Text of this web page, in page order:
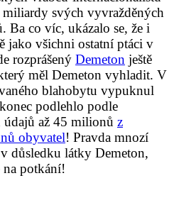
miliardy svých vyvražděných
Ba co víc, ukázalo se, že i
jako všichni ostatní ptáci v
rozprášený Demeton ještě
měl Demeton vyhladit. V
blahobytu vypuknul
podlehlo podle
údajů až 45 milionů z
obyvatel! Pravda mnozí
důsledku látky Demeton,
na potkání!